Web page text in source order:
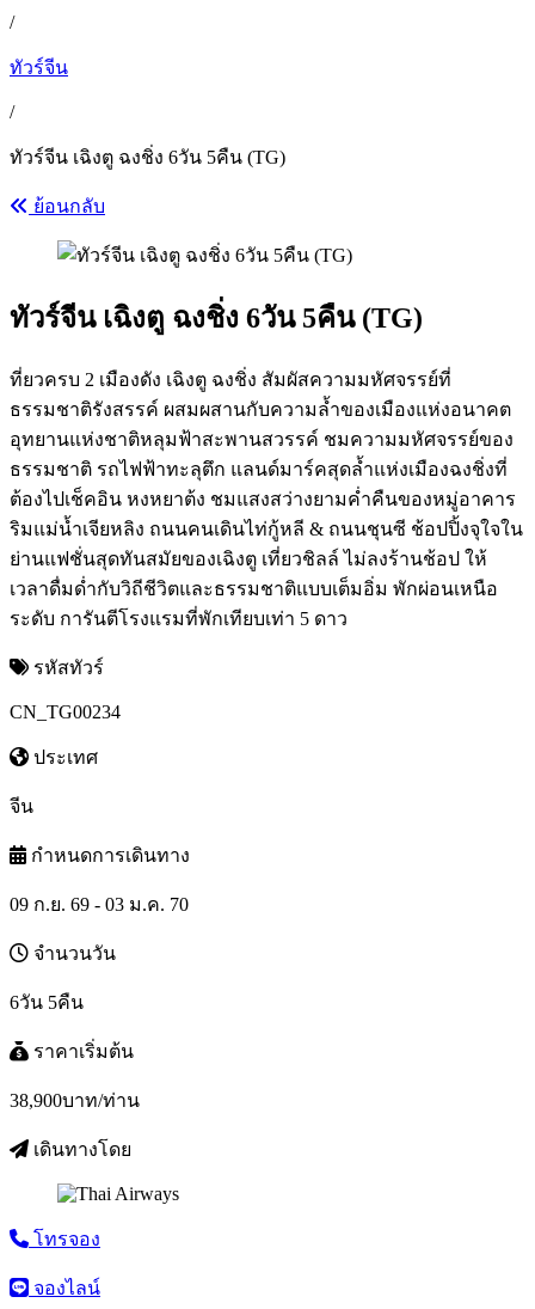
/
ทัวร์จีน
/
ทัวร์จีน เฉิงตู ฉงชิ่ง 6วัน 5คืน (TG)
ย้อนกลับ
ทัวร์จีน เฉิงตู ฉงชิ่ง 6วัน 5คืน (TG)
ที่ยวครบ 2 เมืองดัง เฉิงตู ฉงชิ่ง สัมผัสความมหัศจรรย์ที่
ธรรมชาติรังสรรค์ ผสมผสานกับความล้ำของเมืองแห่งอนาคต
อุทยานแห่งชาติหลุมฟ้าสะพานสวรรค์ ชมความมหัศจรรย์ของ
ธรรมชาติ รถไฟฟ้าทะลุตึก แลนด์มาร์คสุดล้ำแห่งเมืองฉงชิ่งที่
ต้องไปเช็คอิน หงหยาต้ง ชมแสงสว่างยามค่ำคืนของหมู่อาคาร
ริมแม่น้ำเจียหลิง ถนนคนเดินไท่กู้หลี & ถนนชุนซี ช้อปปิ้งจุใจใน
ย่านแฟชั่นสุดทันสมัยของเฉิงตู เที่ยวชิลล์ ไม่ลงร้านช้อป ให้
เวลาดื่มด่ำกับวิถีชีวิตและธรรมชาติแบบเต็มอิ่ม พักผ่อนเหนือ
ระดับ การันตีโรงแรมที่พักเทียบเท่า 5 ดาว
รหัสทัวร์
CN_TG00234
ประเทศ
จีน
กำหนดการเดินทาง
09 ก.ย. 69 - 03 ม.ค. 70
จำนวนวัน
6วัน 5คืน
ราคาเริ่มต้น
38,900บาท/ท่าน
เดินทางโดย
โทรจอง
จองไลน์